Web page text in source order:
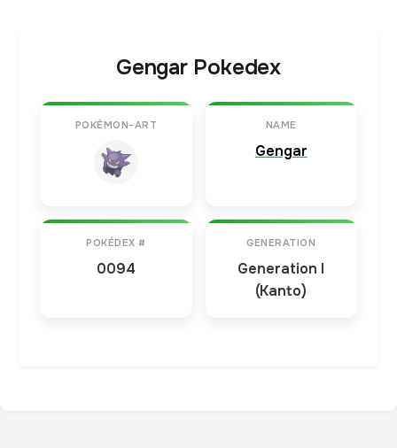
Gengar Pokedex
POKÉMON-ART NAME
Gengar
POKÉDEX #
0094
GENERATION
Generation I
(Kanto)